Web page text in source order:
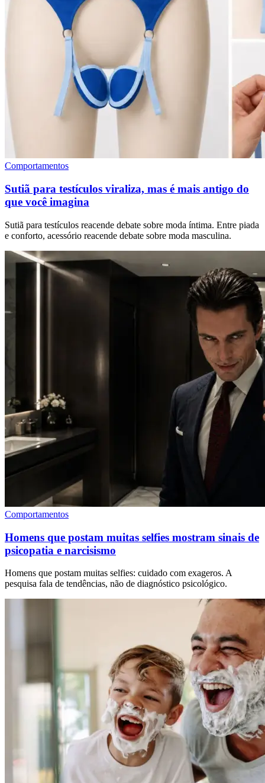
Comportamentos
Sutiã para testículos viraliza, mas é mais antigo do
que você imagina
Sutiã para testículos reacende debate sobre moda íntima. Entre piada
e conforto, acessório reacende debate sobre moda masculina.
Comportamentos
Homens que postam muitas selfies mostram sinais de
psicopatia e narcisismo
Homens que postam muitas selfies: cuidado com exageros. A
pesquisa fala de tendências, não de diagnóstico psicológico.